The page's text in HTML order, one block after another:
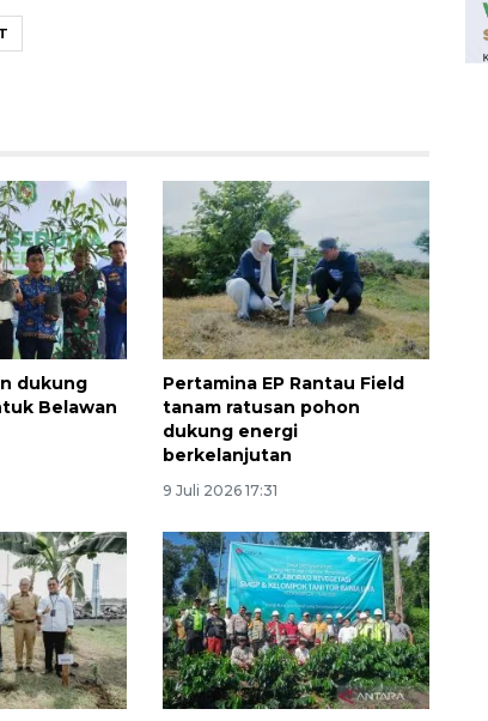
dukung
Belawan
Pertamina EP Rantau Field
tanam ratusan pohon
dukung energi
berkelanjutan
9 Juli 2026 17:31
Waspadai penyakit saat
musim kemarau
2026-08-05 12:00:00